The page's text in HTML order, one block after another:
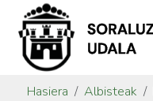
Hasiera Albisteak